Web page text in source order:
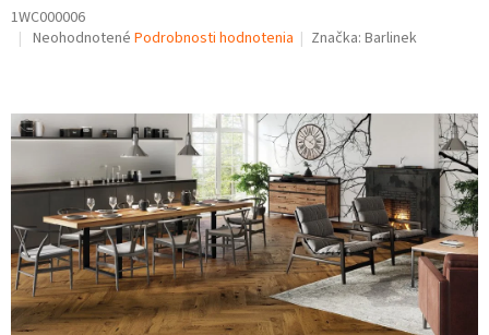
1WC000006
Priemerné
0,0
z
hviezdičiek.
Neohodnotené Podrobnosti hodnotenia Značka:Barlinek